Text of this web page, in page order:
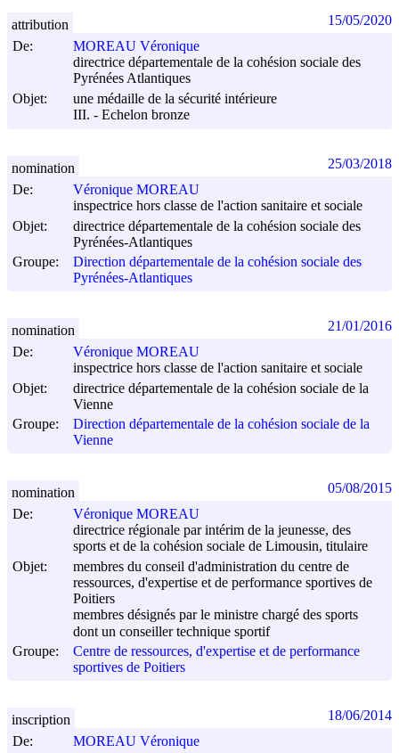
De:
MOREAU Véronique
directrice départementale de la cohésion sociale des
Pyrénées Atlantiques
Objet:
une médaille de la sécurité intérieure
III. - Echelon bronze
attribution 15/05/2020
De:
Véronique MOREAU
inspectrice hors classe de l'action sanitaire et sociale
Objet:
directrice départementale de la cohésion sociale des
Pyrénées-Atlantiques
Groupe:
Direction départementale de la cohésion sociale des
Pyrénées-Atlantiques
nomination 25/03/2018
De:
Véronique MOREAU
inspectrice hors classe de l'action sanitaire et sociale
Objet:
directrice départementale de la cohésion sociale de la
Vienne
Groupe:
Direction départementale de la cohésion sociale de la
Vienne
nomination 21/01/2016
De:
Véronique MOREAU
directrice régionale par intérim de la jeunesse, des
sports et de la cohésion sociale de Limousin, titulaire
Objet:
membres du conseil d'administration du centre de
ressources, d'expertise et de performance sportives de
Poitiers
membres désignés par le ministre chargé des sports
dont un conseiller technique sportif
Groupe:
Centre de ressources, d'expertise et de performance
sportives de Poitiers
nomination 05/08/2015
De:
MOREAU Véronique
inscription 18/06/2014